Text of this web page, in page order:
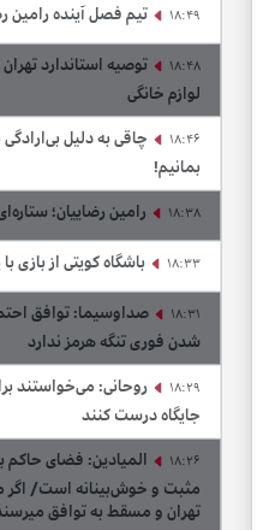
18:49 تیم فصل آینده
18:48
توصیه استاندارد
لوازم خانگی
18:46
چاقی به دلیل
بمانیم!
18:38 رامین رضاییان؛
18:33 باشگاه کویتی از بازی
18:31
صداوسیما: توافق
شدن فوری تنگه هرمز ندارد
18:29
روحانی: می‌خواستند
جایگاه درست کنند
18:26
المیادین: فضای حاکم
مثبت و خوش‌بینانه است/ اگر
تهران و مسقط به توافق